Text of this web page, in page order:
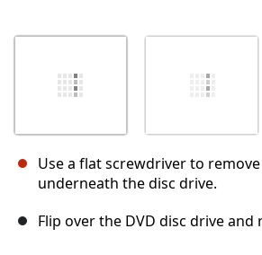
Use a flat screwdriver to
underneath the disc drive.
Flip over the DVD disc drive and